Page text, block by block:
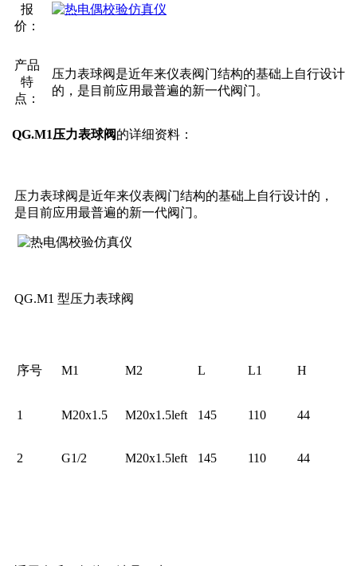
报
价：
产品
特
点：
压力表球阀是近年来仪表阀门结构的基础上自行设计
的，是目前应用最普遍的新一代阀门。
QG.M1压力表球阀的详细资料：
压力表球阀是近年来仪表阀门结构的基础上自行设计的，
是目前应用最普遍的新一代阀门。
QG.M1 型压力表球阀
序号 M1 M2 L L1 H
1 M20x1.5 M20x1.5left 145 110 44
2 G1/2 M20x1.5left 145 110 44